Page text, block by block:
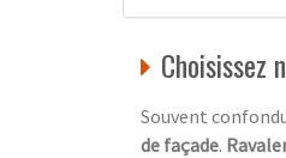
Choisissez
Souvent
de façade.